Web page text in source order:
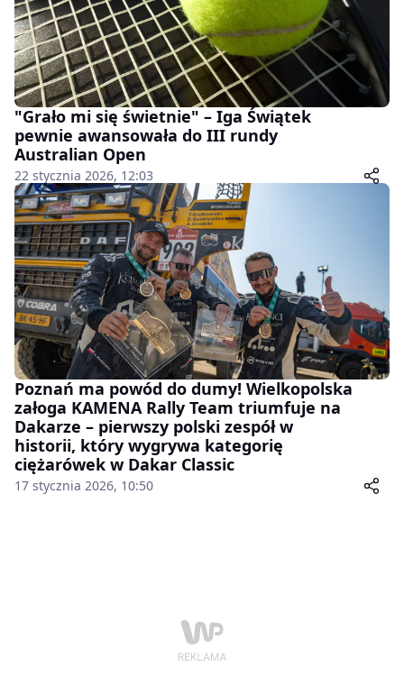
"Grało mi się świetnie" – Iga Świątek
pewnie awansowała do III rundy
Australian Open
22 stycznia 2026, 12:03
Poznań ma powód do dumy! Wielkopolska
załoga KAMENA Rally Team triumfuje na
Dakarze – pierwszy polski zespół w
historii, który wygrywa kategorię
ciężarówek w Dakar Classic
17 stycznia 2026, 10:50